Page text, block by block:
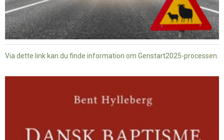
Via dette link kan du finde information om Genstart2025-processen.